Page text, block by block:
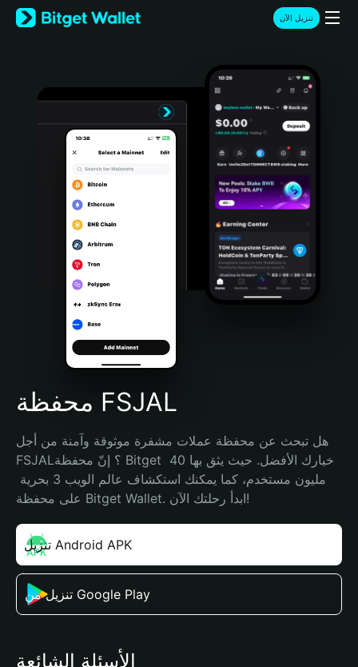
English
日本語
Türkçe
Português (Portugal)
Bahasa Indonesia
Português (Brasil)
Español (Argentina)
تنزيل الآن
محفظة FSJAL
هل تبحث عن محفظة عملات مشفرة موثوقة وآمنة من أجل
FSJAL؟ إنّ محفظة Bitget خيارك الأفضل. حيث يثق بها 40
على محفظة Bitget Wallet. ابدأ رحلتك الآن!
تنزيل Android APK
تنزيل من Google Play
الأسئلة الشائعة